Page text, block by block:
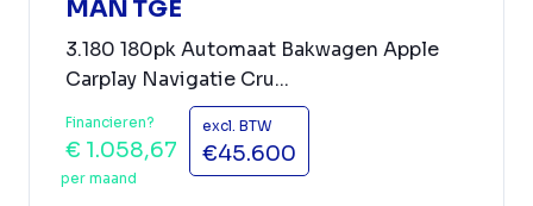
MAN TGE
3.180 180pk Automaat Bakwagen Apple
Carplay Navigatie Cru...
Financieren?
€ 1.058,67
per maand
excl. BTW
€45.600